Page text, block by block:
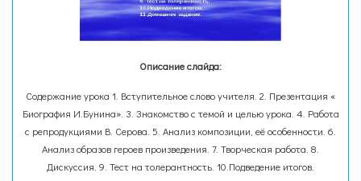
Описание слайда:
Содержание урока 1. Вступительное слово учителя. 2. Презентация «
Биография И.Бунина». 3. Знакомство с темой и целью урока. 4. Работа
с репродукциями В. Серова. 5. Анализ композиции, её особенности. 6.
Анализ образов героев произведения. 7. Творческая работа. 8.
Дискуссия. 9. Тест на толерантность. 10.Подведение итогов.